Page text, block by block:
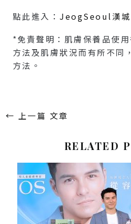
點此進入： JeogSeoul漢城
*免責聲明：肌膚保養品使
方法及肌膚狀況而有所不同
方法。
← 上一篇 文章
RELATED